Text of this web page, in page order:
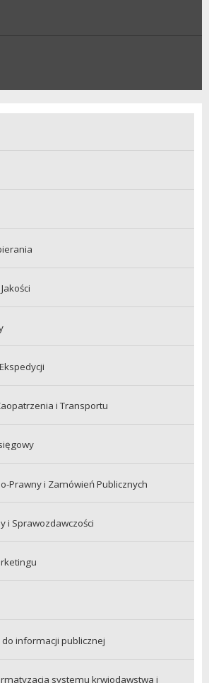
i Transportu
Prawny i Zamówień Publicznych
i Sprawozdawczości
informacji publicznej
systemu krwiodawstwa i